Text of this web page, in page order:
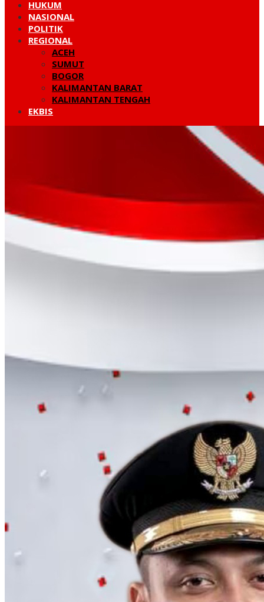
HUKUM
NASIONAL
POLITIK
REGIONAL
ACEH
SUMUT
BOGOR
KALIMANTAN BARAT
KALIMANTAN TENGAH
EKBIS